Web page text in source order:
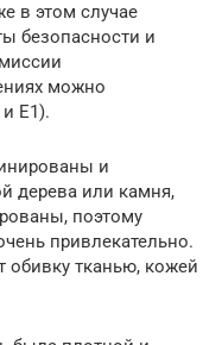
в этом случае
безопасности и
можно
Е1).
и
дерева или камня,
поэтому
привлекательно.
обивку тканью, кожей